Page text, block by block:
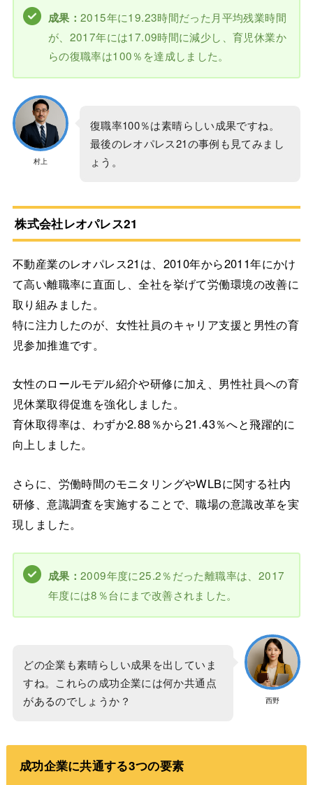
成果：2015年に19.23時間だった月平均残業時間
が、2017年には17.09時間に減少し、育児休業か
らの復職率は100％を達成しました。
村上
復職率100％は素晴らしい成果ですね。
最後のレオパレス21の事例も見てみまし
ょう。
株式会社レオパレス21
不動産業のレオパレス21は、2010年から2011年にかけ
て高い離職率に直面し、全社を挙げて労働環境の改善に
取り組みました。
特に注力したのが、女性社員のキャリア支援と男性の育
児参加推進です。
女性のロールモデル紹介や研修に加え、男性社員への育
児休業取得促進を強化しました。
育休取得率は、わずか2.88％から21.43％へと飛躍的に
向上しました。
さらに、労働時間のモニタリングやWLBに関する社内
研修、意識調査を実施することで、職場の意識改革を実
現しました。
成果：2009年度に25.2％だった離職率は、2017
年度には8％台にまで改善されました。
西野
どの企業も素晴らしい成果を出していま
すね。これらの成功企業には何か共通点
があるのでしょうか？
成功企業に共通する3つの要素